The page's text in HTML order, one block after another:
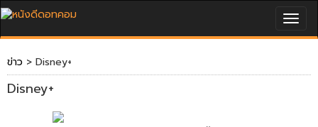
ข่าว > Disney+
Disney+